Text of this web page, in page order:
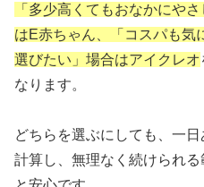
「多少高くてもおなかにや
はE赤ちゃん、「コスパも気
選びたい」場合はアイクレオ
なります。
どちらを選ぶにしても、一
計算し、無理なく続けられ